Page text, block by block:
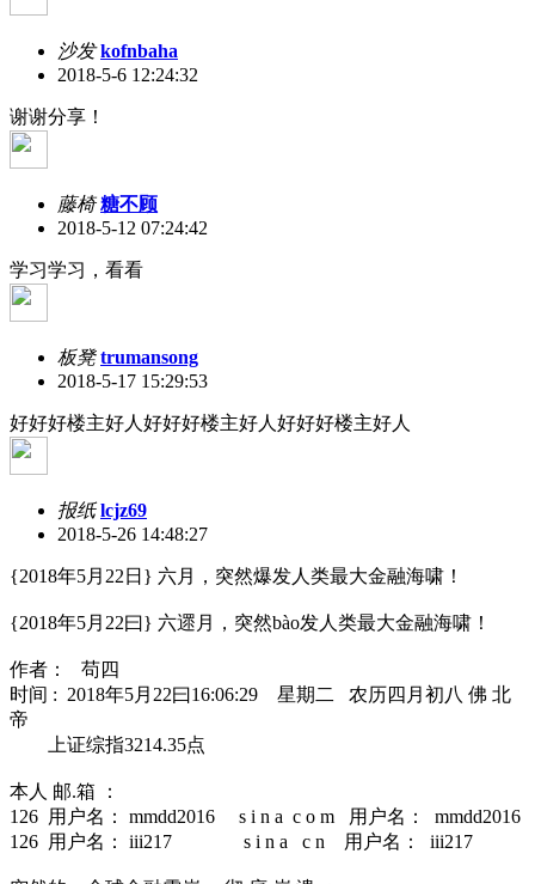
沙发 kofnbaha
2018-5-6 12:24:32
谢谢分享！
藤椅 糖不顾
2018-5-12 07:24:42
学习学习，看看
板凳 trumansong
2018-5-17 15:29:53
好好好楼主好人好好好楼主好人好好好楼主好人
报纸 lcjz69
2018-5-26 14:48:27
{2018年5月22日} 六月，突然爆发人类最大金融海啸！
{2018年5月22曰} 六遝月，突然bào发人类最大金融海啸！
作者： 苟四
时间 : 2018年5月22曰16:06:29 星期二 农历四月初八 佛 北
帝
上证综指3214.35点
本人 邮.箱 ：
126 用户名： mmdd2016 s i n a c o m 用户名： mmdd2016
126 用户名： iii217 s i n a c n 用户名： iii217